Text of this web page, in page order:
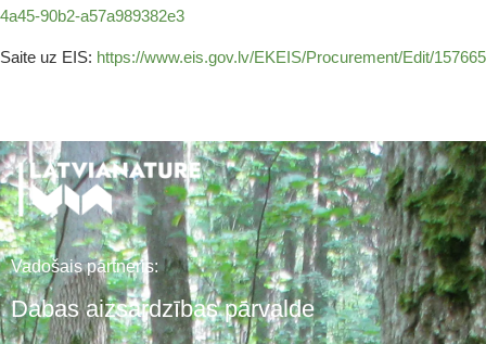
4a45-90b2-a57a989382e3
Saite uz EIS: https://www.eis.gov.lv/EKEIS/Procurement/Edit/157665
Vadošais partneris:
Dabas aizsardzības pārvalde